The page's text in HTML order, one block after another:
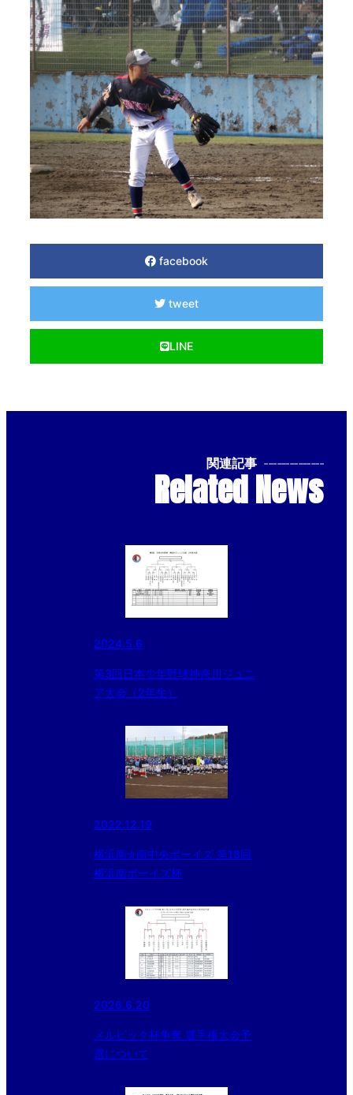
facebook
tweet
LINE
関連記事 --------------
Related News
2024.5.6
第3回日本少年野球神奈川ジュニ
ア大会（2年生）
2022.12.19
横浜南✮南中央ボーイズ 第18回
横浜南ボーイズ杯
2026.6.20
メルビック杯争奪 選手権大会予
選について